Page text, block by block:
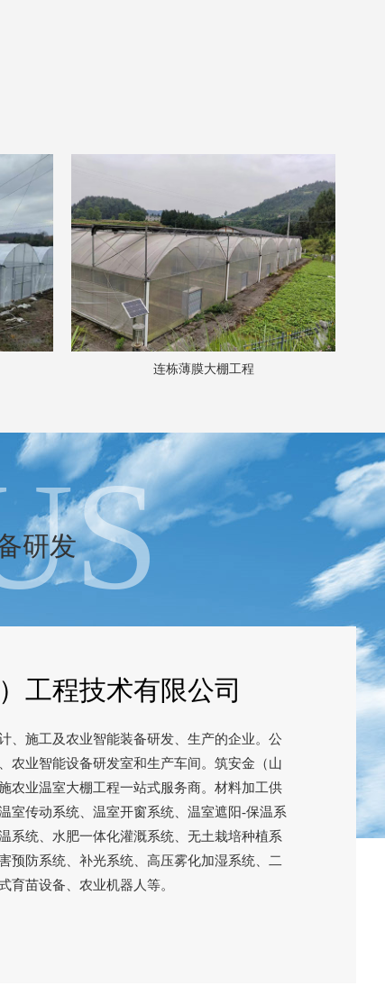
连栋薄膜大棚工程
研发
工程技术有限公司
、施工及农业智能装备研发、生产的企业。公
农业智能设备研发室和生产车间。筑安金（山
农业温室大棚工程一站式服务商。材料加工供
室传动系统、温室开窗系统、温室遮阳-保温系
系统、水肥一体化灌溉系统、无土栽培种植系
预防系统、补光系统、高压雾化加湿系统、二
育苗设备、农业机器人等。